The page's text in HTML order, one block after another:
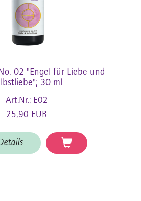
02 "Engel für Liebe und
30 ml
Art.Nr.: E02
25,90 EUR